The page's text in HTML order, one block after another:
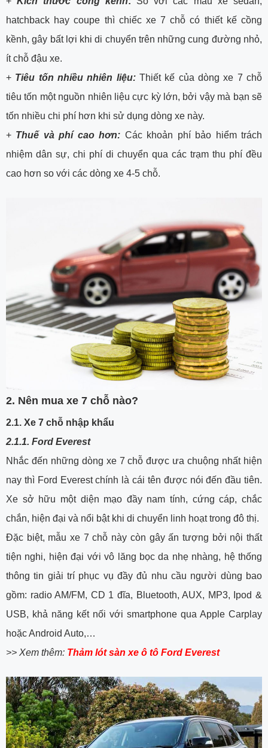
hatchback hay coupe thì chiếc xe 7 chỗ có thiết kế cồng
kềnh, gây bất lợi khi di chuyển trên những cung đường nhỏ,
ít chỗ đậu xe.
+ Tiêu tốn nhiều nhiên liệu:Thiết kế của dòng xe 7 chỗ
tiêu tốn một nguồn nhiên liệu cực kỳ lớn, bởi vậy mà bạn sẽ
tốn nhiều chi phí hơn khi sử dụng dòng xe này.
+ Thuế và phí cao hơn: Các khoản phí bảo hiểm trách
nhiệm dân sự, chi phí di chuyển qua các trạm thu phí đều
cao hơn so với các dòng xe 4-5 chỗ.
2. Nên mua xe 7 chỗ nào?
2.1. Xe 7 chỗ nhập khẩu
2.1.1. Ford Everest
Nhắc đến những dòng xe 7 chỗ được ưa chuộng nhất hiện
nay thì Ford Everest chính là cái tên được nói đến đầu tiên.
Xe sở hữu một diện mạo đầy nam tính, cứng cáp, chắc
chắn, hiện đại và nổi bật khi di chuyển linh hoạt trong đô thị.
Đặc biệt, mẫu xe 7 chỗ này còn gây ấn tượng bởi nội thất
tiện nghi, hiện đại với vô lăng bọc da nhẹ nhàng, hệ thống
thông tin giải trí phục vụ đầy đủ nhu cầu người dùng bao
gồm: radio AM/FM, CD 1 đĩa, Bluetooth, AUX, MP3, Ipod &
USB, khả năng kết nối với smartphone qua Apple Carplay
hoặc Android Auto,…
>> Xem thêm: Thảm lót sàn xe ô tô Ford Everest